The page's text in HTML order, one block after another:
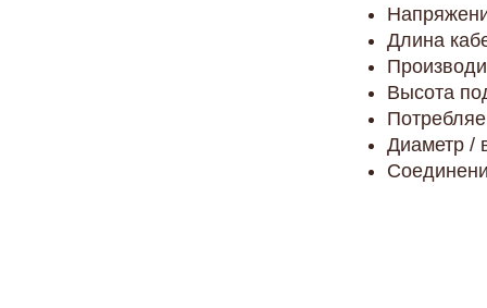
Длина
Высота
Диаметр /